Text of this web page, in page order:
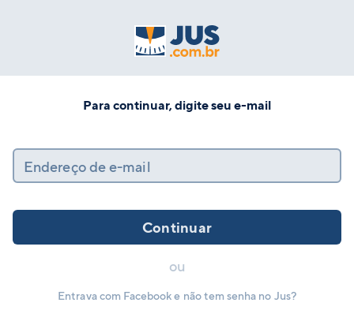
Para continuar, digite seu e-mail
Endereço de e-mail
Continuar
ou
Entrava com Facebook e não tem senha no Jus?